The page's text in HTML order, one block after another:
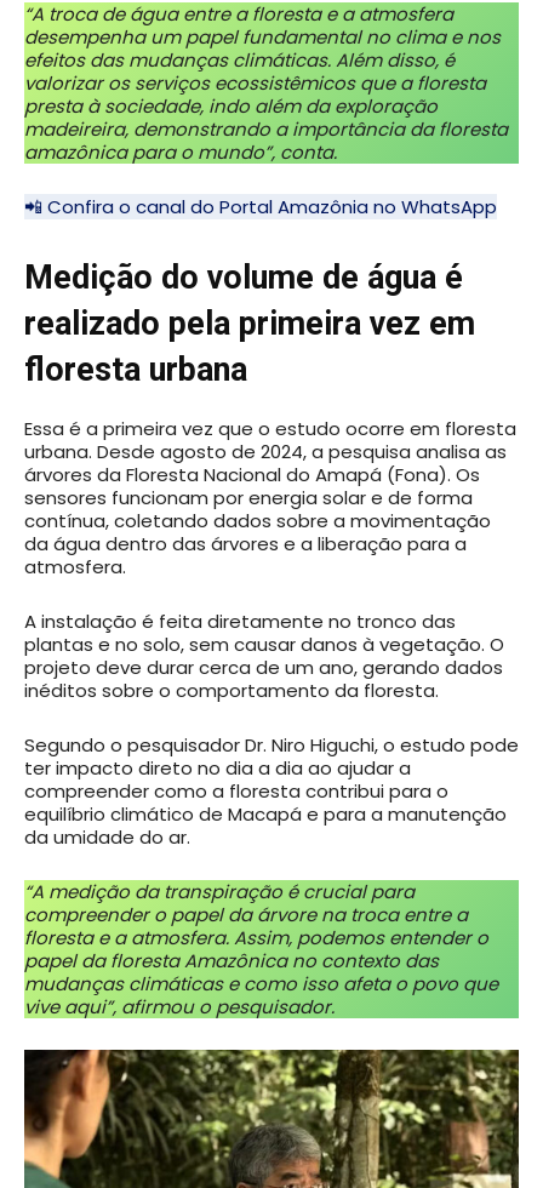
“A troca de água entre a floresta e a atmosfera
desempenha um papel fundamental no clima e nos
efeitos das mudanças climáticas. Além disso, é
valorizar os serviços ecossistêmicos que a floresta
presta à sociedade, indo além da exploração
madeireira, demonstrando a importância da floresta
amazônica para o mundo”, conta.
📲 Confira o canal do Portal Amazônia no WhatsApp
Medição do volume de água é
realizado pela primeira vez em
floresta urbana
Essa é a primeira vez que o estudo ocorre em floresta
urbana. Desde agosto de 2024, a pesquisa analisa as
árvores da Floresta Nacional do Amapá (Fona). Os
sensores funcionam por energia solar e de forma
contínua, coletando dados sobre a movimentação
da água dentro das árvores e a liberação para a
atmosfera.
A instalação é feita diretamente no tronco das
plantas e no solo, sem causar danos à vegetação. O
projeto deve durar cerca de um ano, gerando dados
inéditos sobre o comportamento da floresta.
Segundo o pesquisador Dr. Niro Higuchi, o estudo pode
ter impacto direto no dia a dia ao ajudar a
compreender como a floresta contribui para o
equilíbrio climático de Macapá e para a manutenção
da umidade do ar.
“A medição da transpiração é crucial para
compreender o papel da árvore na troca entre a
floresta e a atmosfera. Assim, podemos entender o
papel da floresta Amazônica no contexto das
mudanças climáticas e como isso afeta o povo que
vive aqui”, afirmou o pesquisador.